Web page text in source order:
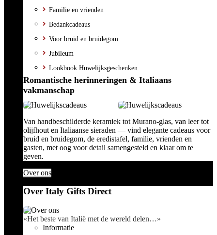
Familie en vrienden
Bedankcadeaus
Voor bruid en bruidegom
Jubileum
Lookbook Huwelijksgeschenken
Romantische herinneringen & Italiaans
vakmanschap
Van handbeschilderde keramiek tot Murano-glas, van leer tot
olijfhout en Italiaanse sieraden — vind elegante cadeaus voor
bruid en bruidegom, de eredistafel, familie, vrienden en
gasten, met oog voor detail samengesteld en klaar om te
geven.
Over ons
Over Italy Gifts Direct
«Het beste van Italië met de wereld delen…»
Informatie